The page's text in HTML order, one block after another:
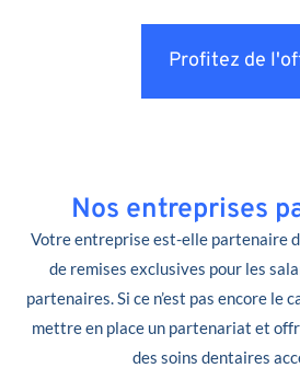
Profitez de
Nos entreprises
Votre entreprise est-elle partenaire
de remises exclusives pour les
partenaires. Si ce n’est pas encore le
mettre en place un partenariat et
des soins dentaires